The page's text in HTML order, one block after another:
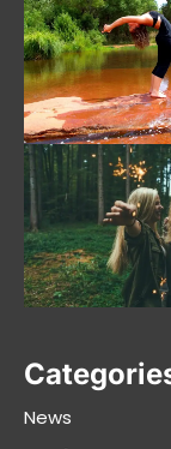
News